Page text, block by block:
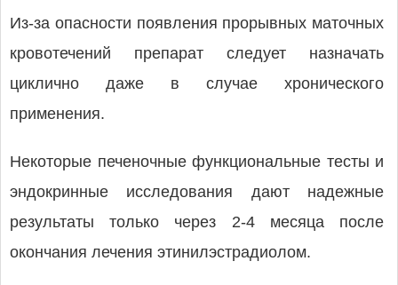
Из-за опасности появления прорывных маточных
кровотечений препарат следует назначать
циклично даже в случае хронического
применения.
Некоторые печеночные функциональные тесты и
эндокринные исследования дают надежные
результаты только через 2-4 месяца после
окончания лечения этинилэстрадиолом.